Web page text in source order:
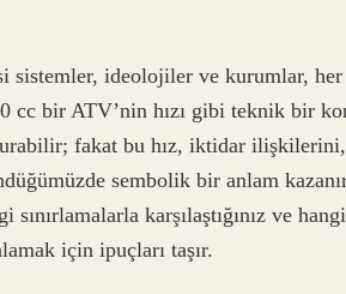
sistemler, ideolojiler ve kurumlar,
cc bir ATV’nin hızı gibi teknik bir
fakat bu hız, iktidar ilişkilerini,
sembolik bir anlam
karşılaştığınız ve hangi
için ipuçları taşır.